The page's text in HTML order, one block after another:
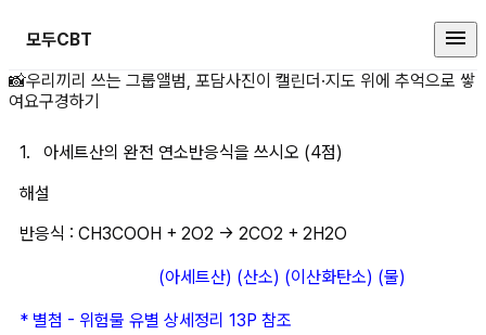
모두CBT
1.&nbsp;&nbsp;&nbsp;아세트
📸우리끼리 쓰는 그룹앨범, 포담사진이 캘린더·지도 위에 추억으로 쌓
여요구경하기
1.   아세트산의 완전 연소반응식을 쓰시오 (4점)
해설
반응식 : CH3COOH + 2O2 → 2CO2 + 2H2O
(아세트산) (산소) (이산화탄소) (물)
* 별첨 - 위험물 유별 상세정리 13P 참조